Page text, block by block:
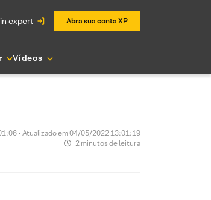
expert Abra sua conta XP
Vídeos
• Atualizado em 04/05/2022 13:01:19
2 minutos de leitura